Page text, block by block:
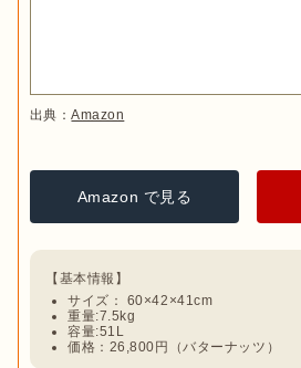
出典：Amazon
Amazon で見る
サイズ： 60×42×41cm
重量:7.5kg
容量:51L
価格：26,800円（バターナッツ）